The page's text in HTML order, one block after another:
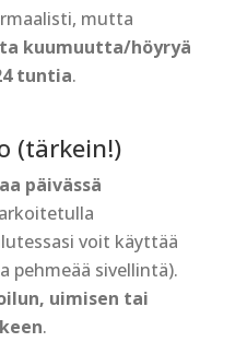
mutta
kuumuutta/höyryä
tuntia.
(tärkein!)
päivässä
voit käyttää
pehmeää sivellintä).
uimisen tai
.